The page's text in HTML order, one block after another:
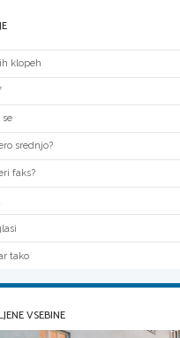
klopeh
se
srednjo?
faks?
tako
VSEBINE